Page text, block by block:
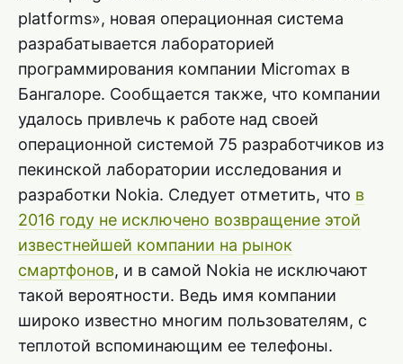
platforms», новая операционная система
разрабатывается лабораторией
программирования компании Micromax в
Бангалоре. Сообщается также, что компании
удалось привлечь к работе над своей
операционной системой 75 разработчиков из
пекинской лаборатории исследования и
разработки Nokia. Следует отметить, что в
2016 году не исключено возвращение этой
известнейшей компании на рынок
смартфонов, и в самой Nokia не исключают
такой вероятности. Ведь имя компании
широко известно многим пользователям, с
теплотой вспоминающим ее телефоны.